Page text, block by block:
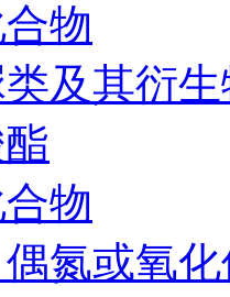
物
及其衍
物
氮或氧